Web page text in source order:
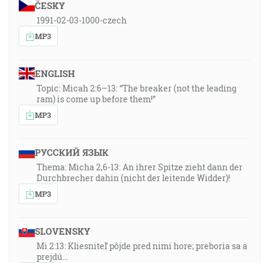
ČESKY
1991-02-03-1000-czech
MP3
ENGLISH
Topic: Micah 2:6–13: “The breaker (not the leading
ram) is come up before them!”
MP3
РУССКИЙ ЯЗЫК
Thema: Micha 2,6-13: An ihrer Spitze zieht dann der
Durchbrecher dahin (nicht der leitende Widder)!
MP3
SLOVENSKY
Mi 2:13: Kliesniteľ pôjde pred nimi hore; preboria sa a
prejdú…